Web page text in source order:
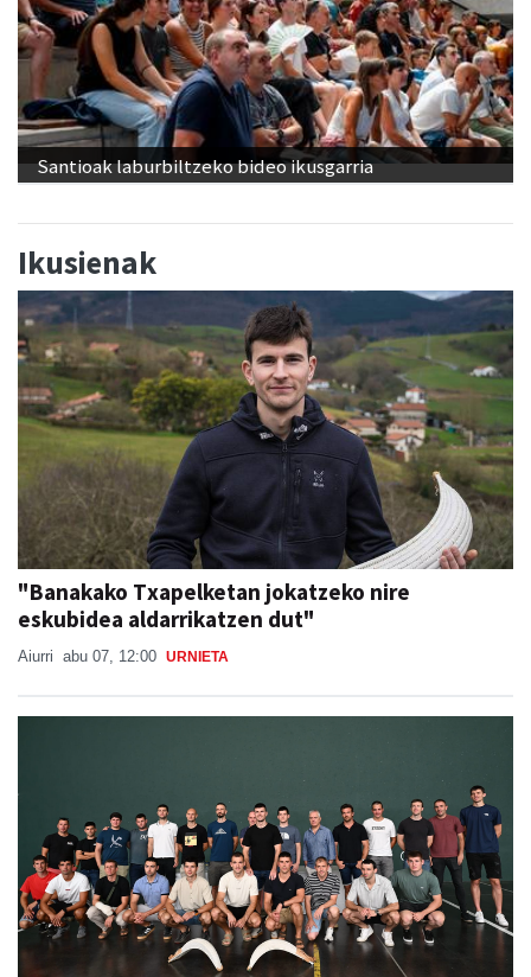
Santioak laburbiltzeko bideo ikusgarria
Ikusienak
"Banakako Txapelketan jokatzeko nire
eskubidea aldarrikatzen dut"
Aiurri abu 07, 12:00 URNIETA